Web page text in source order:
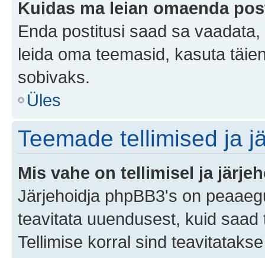
Kuidas ma leian omaenda
Enda postitusi saad sa
leida oma teemasid, kasuta
sobivaks.
Üles
Teemade tellimised ja
Mis vahe on tellimisel ja
Järjehoidja phpBB3's on
teavitata uuendusest, kuid
Tellimise korral sind